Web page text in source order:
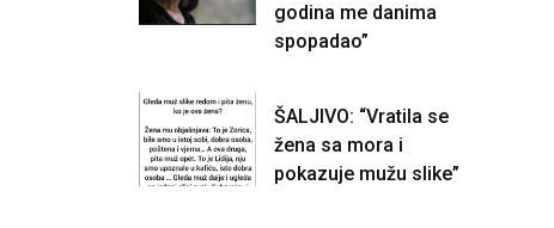
godina me danima
spopadao”
ŠALJIVO: “Vratila se
žena sa mora i
pokazuje mužu slike”